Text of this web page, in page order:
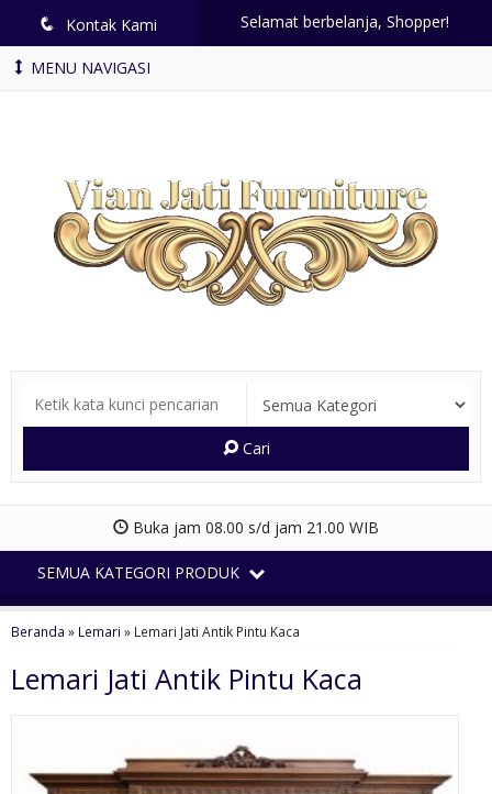
q Kontak Kami Selamat berbelanja, Shopper!
MENU NAVIGASI
Cari
Buka jam 08.00 s/d jam 21.00 WIB
SEMUA KATEGORI PRODUK
Beranda » Lemari » Lemari Jati Antik Pintu Kaca
Lemari Jati Antik Pintu Kaca